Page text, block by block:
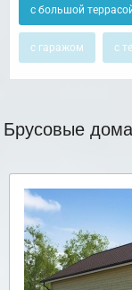
с большой
с гаражом с
Брусовые